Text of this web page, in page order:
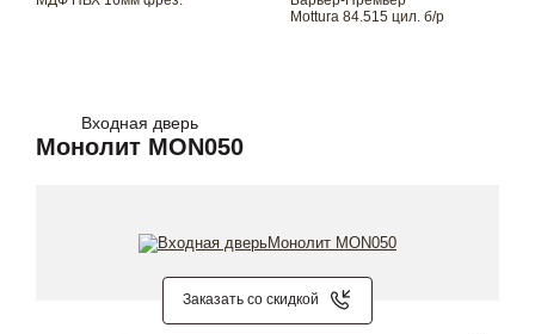
Mottura 84.515 цил. б/р
Входная дверь
Монолит MON050
Заказать со скидкой